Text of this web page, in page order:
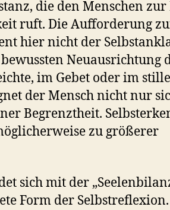
die den Menschen
ruft. Die Aufforderung
hier nicht der
Neuausrichtung
im Gebet oder im
der Mensch nicht nur
Begrenztheit.
zu größerer
sich mit der
Form der